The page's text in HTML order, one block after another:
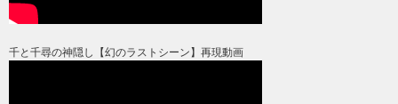
千と千尋の神隠し【幻のラストシーン】再現動画